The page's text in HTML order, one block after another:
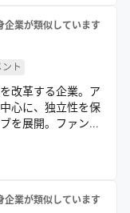
企業が類似しています
ト
改革する企業。ア
心に、独立性を保
を展開。ファンと
に囚われない挑戦
み出し、日本のエ
企業が類似しています